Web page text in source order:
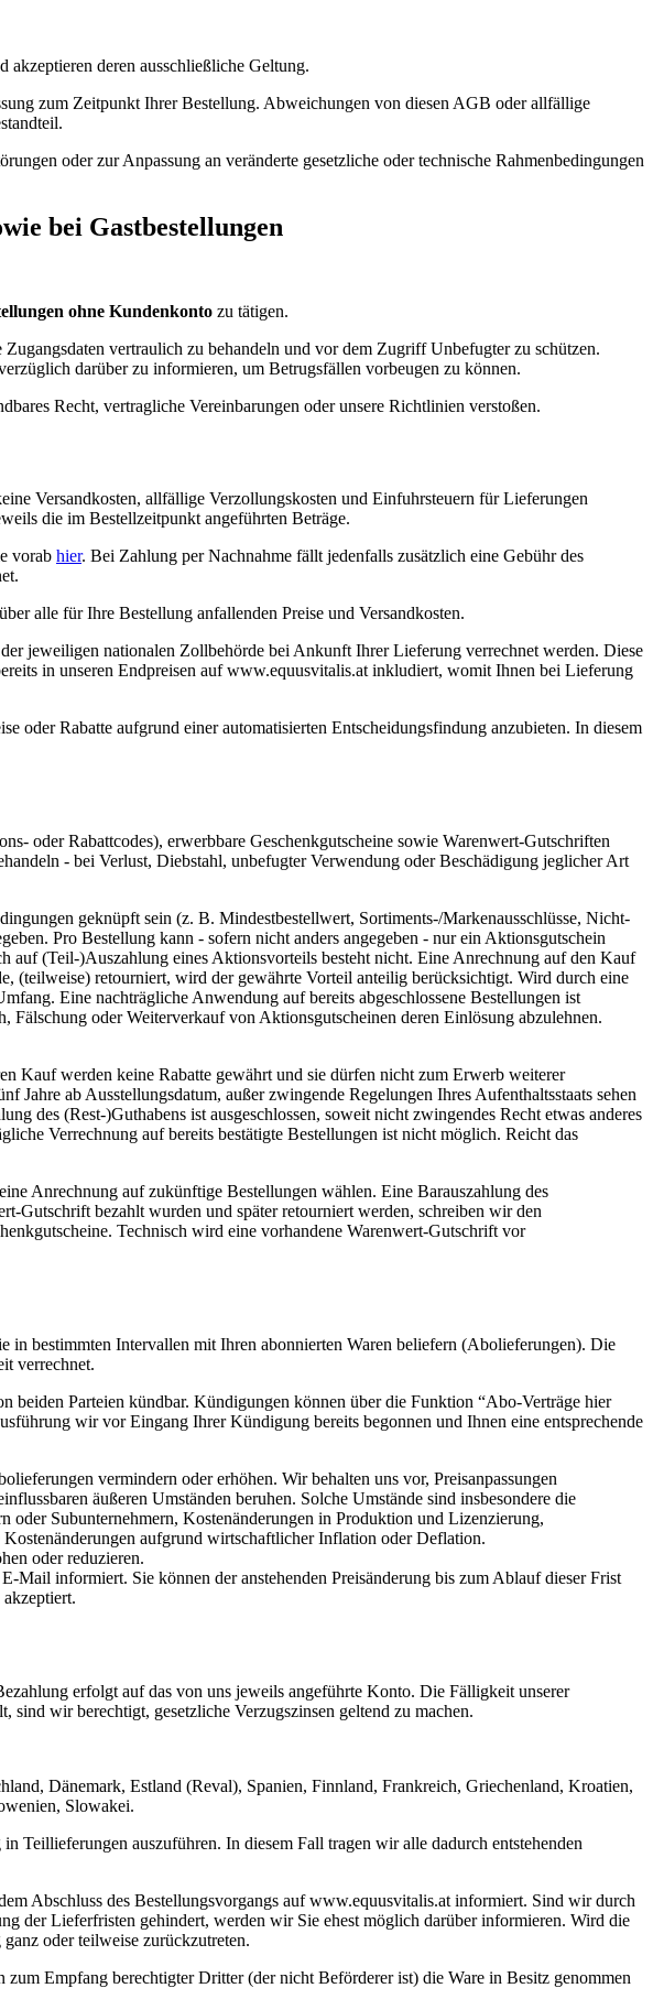
deren ausschließliche Geltung.
zum Zeitpunkt Ihrer Bestellung. Abweichungen von diesen AGB oder allfällige
oder zur Anpassung an veränderte gesetzliche oder technische Rahmenbedingungen
bei Gastbestellungen
ohne Kundenkonto zu tätigen.
vertraulich zu behandeln und vor dem Zugriff Unbefugter zu schützen.
darüber zu informieren, um Betrugsfällen vorbeugen zu können.
Recht, vertragliche Vereinbarungen oder unsere Richtlinien verstoßen.
Versandkosten, allfällige Verzollungskosten und Einfuhrsteuern für Lieferungen
die im Bestellzeitpunkt angeführten Beträge.
vorab hier. Bei Zahlung per Nachnahme fällt jedenfalls zusätzlich eine Gebühr des
alle für Ihre Bestellung anfallenden Preise und Versandkosten.
jeweiligen nationalen Zollbehörde bei Ankunft Ihrer Lieferung verrechnet werden. Diese
in unseren Endpreisen auf www.equusvitalis.at inkludiert, womit Ihnen bei Lieferung
oder Rabatte aufgrund einer automatisierten Entscheidungsfindung anzubieten. In diesem
oder Rabattcodes), erwerbbare Geschenkgutscheine sowie Warenwert-Gutschriften
- bei Verlust, Diebstahl, unbefugter Verwendung oder Beschädigung jeglicher Art
geknüpft sein (z. B. Mindestbestellwert, Sortiments-/Markenausschlüsse, Nicht-
Pro Bestellung kann - sofern nicht anders angegeben - nur ein Aktionsgutschein
(Teil-)Auszahlung eines Aktionsvorteils besteht nicht. Eine Anrechnung auf den Kauf
(teilweise) retourniert, wird der gewährte Vorteil anteilig berücksichtigt. Wird durch eine
Eine nachträgliche Anwendung auf bereits abgeschlossene Bestellungen ist
oder Weiterverkauf von Aktionsgutscheinen deren Einlösung abzulehnen.
Kauf werden keine Rabatte gewährt und sie dürfen nicht zum Erwerb weiterer
ab Ausstellungsdatum, außer zwingende Regelungen Ihres Aufenthaltsstaats sehen
des (Rest-)Guthabens ist ausgeschlossen, soweit nicht zwingendes Recht etwas anderes
Verrechnung auf bereits bestätigte Bestellungen ist nicht möglich. Reicht das
Anrechnung auf zukünftige Bestellungen wählen. Eine Barauszahlung des
Gutschrift bezahlt wurden und später retourniert werden, schreiben wir den
Technisch wird eine vorhandene Warenwert-Gutschrift vor
in bestimmten Intervallen mit Ihren abonnierten Waren beliefern (Abolieferungen). Die
verrechnet.
beiden Parteien kündbar. Kündigungen können über die Funktion “Abo-Verträge hier
wir vor Eingang Ihrer Kündigung bereits begonnen und Ihnen eine entsprechende
vermindern oder erhöhen. Wir behalten uns vor, Preisanpassungen
äußeren Umständen beruhen. Solche Umstände sind insbesondere die
oder Subunternehmern, Kostenänderungen in Produktion und Lizenzierung,
aufgrund wirtschaftlicher Inflation oder Deflation.
oder reduzieren.
Mail informiert. Sie können der anstehenden Preisänderung bis zum Ablauf dieser Frist
erfolgt auf das von uns jeweils angeführte Konto. Die Fälligkeit unserer
sind wir berechtigt, gesetzliche Verzugszinsen geltend zu machen.
Dänemark, Estland (Reval), Spanien, Finnland, Frankreich, Griechenland, Kroatien,
Slowakei.
Teillieferungen auszuführen. In diesem Fall tragen wir alle dadurch entstehenden
Abschluss des Bestellungsvorgangs auf www.equusvitalis.at informiert. Sind wir durch
der Lieferfristen gehindert, werden wir Sie ehest möglich darüber informieren. Wird die
oder teilweise zurückzutreten.
Empfang berechtigter Dritter (der nicht Beförderer ist) die Ware in Besitz genommen